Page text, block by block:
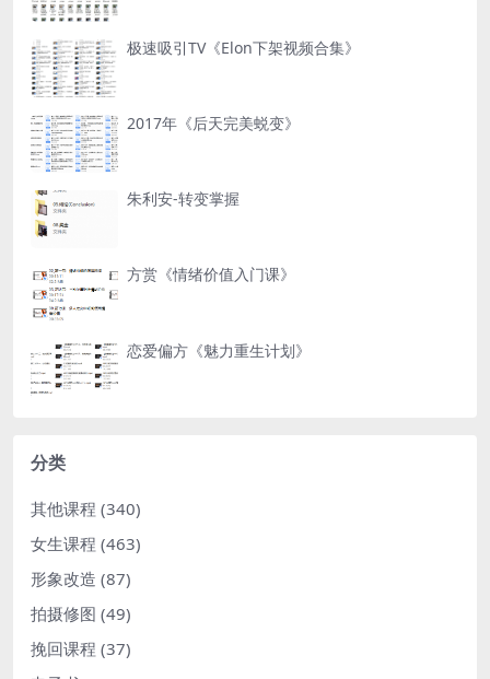
极速吸引TV《Elon下架视频合集》
2017年《后天完美蜕变》
朱利安-转变掌握
方赏《情绪价值入门课》
恋爱偏方《魅力重生计划》
分类
其他课程 (340)
女生课程 (463)
形象改造 (87)
拍摄修图 (49)
挽回课程 (37)